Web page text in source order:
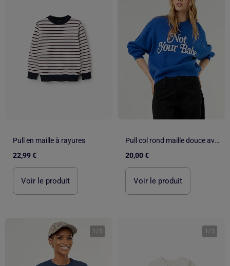
Pull en maille à rayures
22,99 €
Voir le produit
Pull col rond maille douce avec inscription
20,00 €
Voir le produit
1 / 5 1 / 3